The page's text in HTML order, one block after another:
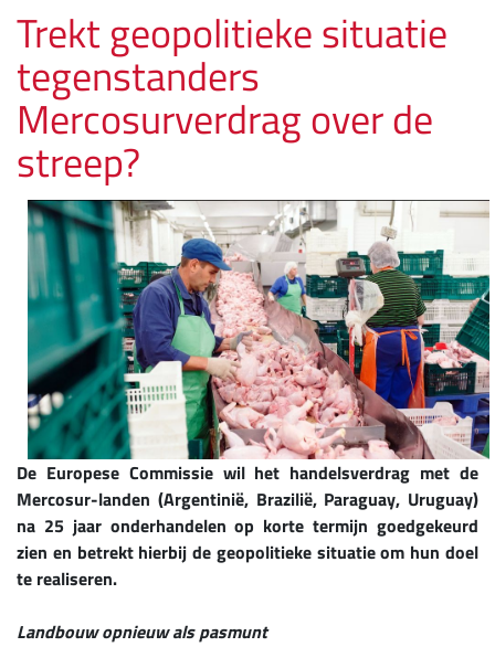
Trekt geopolitieke situatie
tegenstanders
Mercosurverdrag over de
streep?
De Europese Commissie wil het handelsverdrag met de
Mercosur-landen (Argentinië, Brazilië, Paraguay, Uruguay)
na 25 jaar onderhandelen op korte termijn goedgekeurd
zien en betrekt hierbij de geopolitieke situatie om hun doel
te realiseren.
Landbouw opnieuw als pasmunt